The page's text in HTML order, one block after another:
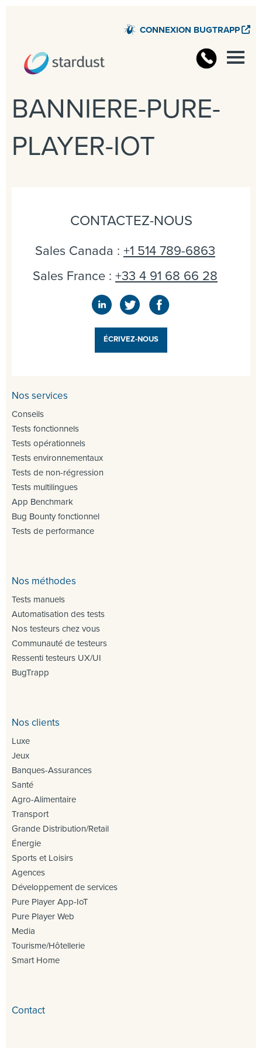
CONNEXION BUGTRAPP
BANNIERE-PURE-
PLAYER-IOT
CONTACTEZ-NOUS
Sales Canada : +1 514 789-6863
Sales France : +33 4 91 68 66 28
ÉCRIVEZ-NOUS
Nos services
Conseils
Tests fonctionnels
Tests opérationnels
Tests environnementaux
Tests de non-régression
Tests multilingues
App Benchmark
Bug Bounty fonctionnel
Tests de performance
Nos méthodes
Tests manuels
Automatisation des tests
Nos testeurs chez vous
Communauté de testeurs
Ressenti testeurs UX/UI
BugTrapp
Nos clients
Luxe
Jeux
Banques-Assurances
Santé
Agro-Alimentaire
Transport
Grande Distribution/Retail
Énergie
Sports et Loisirs
Agences
Développement de services
Pure Player App-IoT
Pure Player Web
Media
Tourisme/Hôtellerie
Smart Home
Contact